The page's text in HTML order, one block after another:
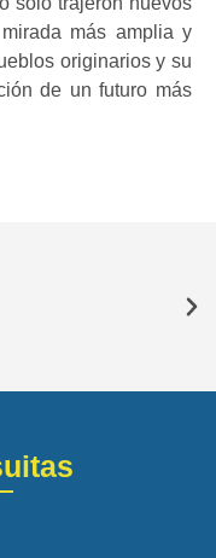
más amplia y
originarios y su
de un futuro más